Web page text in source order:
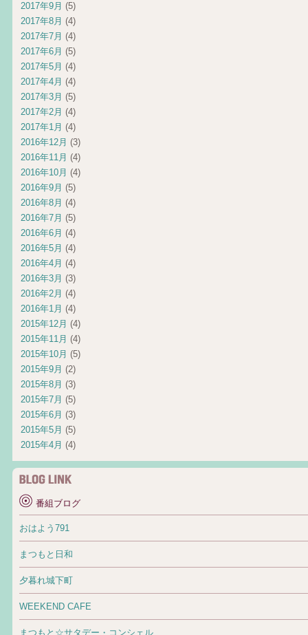
2017年9月 (5)
2017年8月 (4)
2017年7月 (4)
2017年6月 (5)
2017年5月 (4)
2017年4月 (4)
2017年3月 (5)
2017年2月 (4)
2017年1月 (4)
2016年12月 (3)
2016年11月 (4)
2016年10月 (4)
2016年9月 (5)
2016年8月 (4)
2016年7月 (5)
2016年6月 (4)
2016年5月 (4)
2016年4月 (4)
2016年3月 (3)
2016年2月 (4)
2016年1月 (4)
2015年12月 (4)
2015年11月 (4)
2015年10月 (5)
2015年9月 (2)
2015年8月 (3)
2015年7月 (5)
2015年6月 (3)
2015年5月 (5)
2015年4月 (4)
番組ブログ
おはよう791
まつもと日和
夕暮れ城下町
WEEKEND CAFE
まつもと☆サタデー・コンシェル